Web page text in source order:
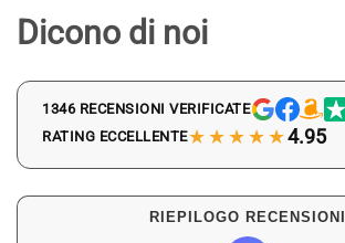
Dicono di noi
1346 RECENSIONI VERIFICATE
RATING ECCELLENTE★★★★★4.95
RIEPILOGO RECENSIONI